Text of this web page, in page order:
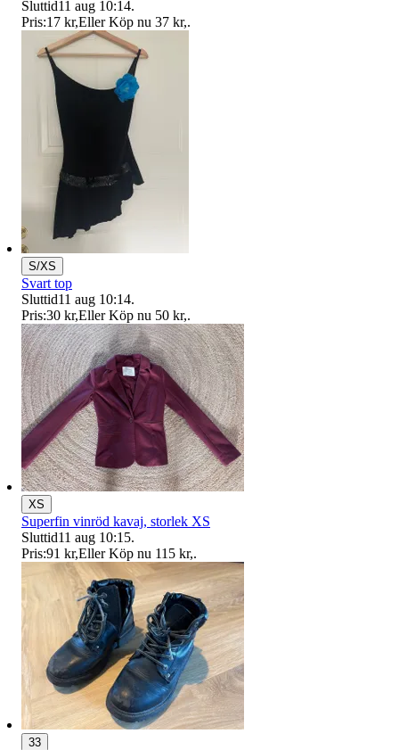
Sluttid11 aug 10:14.
Pris:17 kr,Eller Köp nu 37 kr,.
S/XS
Svart top
Sluttid11 aug 10:14.
Pris:30 kr,Eller Köp nu 50 kr,.
XS
Superfin vinröd kavaj, storlek XS
Sluttid11 aug 10:15.
Pris:91 kr,Eller Köp nu 115 kr,.
33